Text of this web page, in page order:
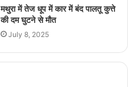
मथुरा में तेज धूप में कार में बंद पालतू कुत्ते
की दम घुटने से मौत
July 8, 2025